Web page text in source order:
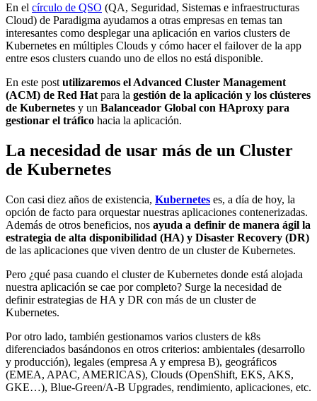
En el círculo de QSO (QA, Seguridad, Sistemas e infraestructuras
Cloud) de Paradigma ayudamos a otras empresas en temas tan
interesantes como desplegar una aplicación en varios clusters de
Kubernetes en múltiples Clouds y cómo hacer el failover de la app
entre esos clusters cuando uno de ellos no está disponible.
En este post utilizaremos el Advanced Cluster Management
(ACM) de Red Hat para la gestión de la aplicación y los clústeres
de Kubernetes y un Balanceador Global con HAproxy para
gestionar el tráfico hacia la aplicación.
La necesidad de usar más de un Cluster
de Kubernetes
Con casi diez años de existencia, Kubernetes es, a día de hoy, la
opción de facto para orquestar nuestras aplicaciones contenerizadas.
Además de otros beneficios, nos ayuda a definir de manera ágil la
estrategia de alta disponibilidad (HA) y Disaster Recovery (DR)
de las aplicaciones que viven dentro de un cluster de Kubernetes.
Pero ¿qué pasa cuando el cluster de Kubernetes donde está alojada
nuestra aplicación se cae por completo? Surge la necesidad de
definir estrategias de HA y DR con más de un cluster de
Kubernetes.
Por otro lado, también gestionamos varios clusters de k8s
diferenciados basándonos en otros criterios: ambientales (desarrollo
y producción), legales (empresa A y empresa B), geográficos
(EMEA, APAC, AMERICAS), Clouds (OpenShift, EKS, AKS,
GKE…), Blue-Green/A-B Upgrades, rendimiento, aplicaciones, etc.